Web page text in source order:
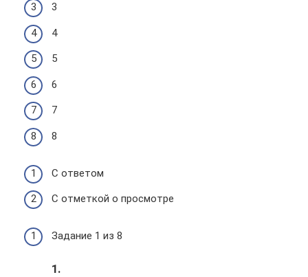
3
4
5
6
7
8
С ответом
С отметкой о просмотре
Задание 1 из 8
1.